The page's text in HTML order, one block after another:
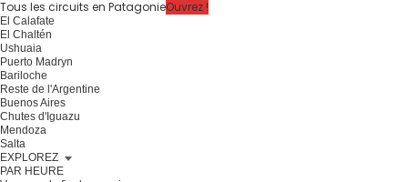
Tous les circuits en PatagonieOuvrez !
El Calafate
El Chaltén
Ushuaia
Puerto Madryn
Bariloche
Reste de l'Argentine
Buenos Aires
Chutes d'Iguazu
Mendoza
Salta
EXPLOREZ
PAR HEURE